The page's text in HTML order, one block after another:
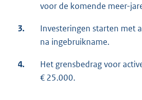
voor de komende meer-
3.
Investeringen starten met
na ingebruikname.
4.
Het grensbedrag voor
€ 25.000.